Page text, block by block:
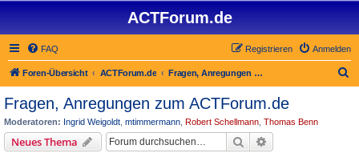
ACTForum.de
FAQ Anmelden
Registrieren
Foren-Übersicht ACTForum.de Fragen, Anregungen zum ACTForum.de
Fragen, Anregungen zum ACTForum.de
Moderatoren: Ingrid Weigoldt mtimmermann Robert Schellmann Thomas Benn
Neues Thema Suche